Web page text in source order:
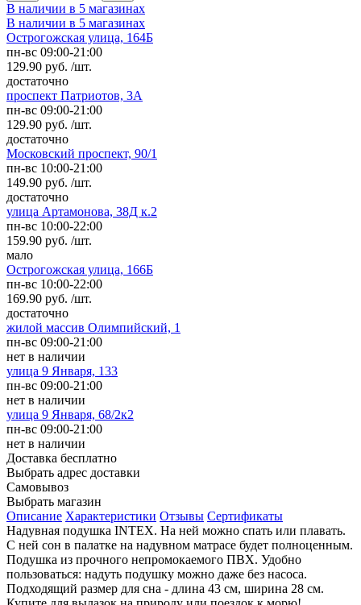
В наличии в 5 магазинах
В наличии в 5 магазинах
Острогожская улица, 164Б
пн-вс 09:00-21:00
129.90 руб. /шт.
достаточно
проспект Патриотов, 3А
пн-вс 09:00-21:00
129.90 руб. /шт.
достаточно
Московский проспект, 90/1
пн-вс 10:00-21:00
149.90 руб. /шт.
достаточно
улица Артамонова, 38Д к.2
пн-вс 10:00-22:00
159.90 руб. /шт.
мало
Острогожская улица, 166Б
пн-вс 10:00-22:00
169.90 руб. /шт.
достаточно
жилой массив Олимпийский, 1
пн-вс 09:00-21:00
нет в наличии
улица 9 Января, 133
пн-вс 09:00-21:00
нет в наличии
улица 9 Января, 68/2к2
пн-вс 09:00-21:00
нет в наличии
Доставка бесплатно
Выбрать адрес доставки
Самовывоз
Выбрать магазин
Описание Характеристики Отзывы Сертификаты
Надувная подушка INTEX. На ней можно спать или плавать.
С ней сон в палатке на надувном матрасе будет полноценным.
Подушка из прочного непромокаемого ПВХ. Удобно
пользоваться: надуть подушку можно даже без насоса.
Подходящий размер для сна - длина 43 см, ширина 28 см.